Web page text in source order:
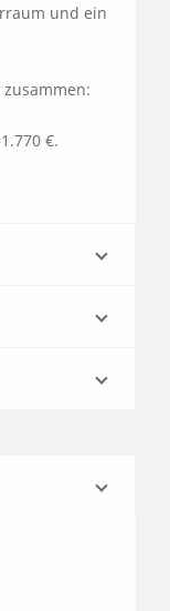
und ein
€.